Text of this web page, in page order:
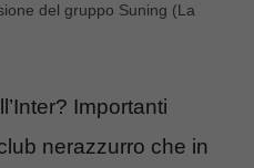
del gruppo Suning (La
Importanti
nerazzurro che in